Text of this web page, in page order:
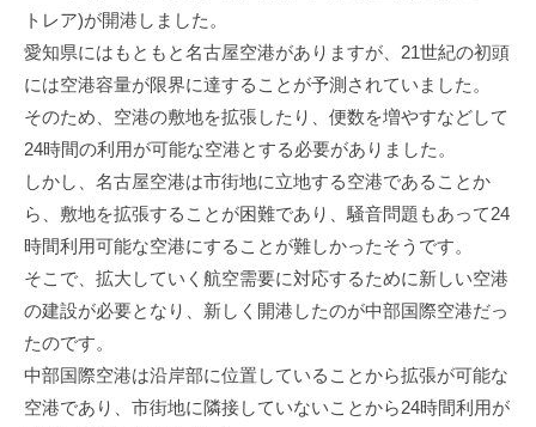
トレア)が開港しました。
愛知県にはもともと名古屋空港がありますが、21世紀の初頭
には空港容量が限界に達することが予測されていました。
そのため、空港の敷地を拡張したり、便数を増やすなどして
24時間の利用が可能な空港とする必要がありました。
しかし、名古屋空港は市街地に立地する空港であることか
ら、敷地を拡張することが困難であり、騒音問題もあって24
時間利用可能な空港にすることが難しかったそうです。
そこで、拡大していく航空需要に対応するために新しい空港
の建設が必要となり、新しく開港したのが中部国際空港だっ
たのです。
中部国際空港は沿岸部に位置していることから拡張が可能な
空港であり、市街地に隣接していないことから24時間利用が